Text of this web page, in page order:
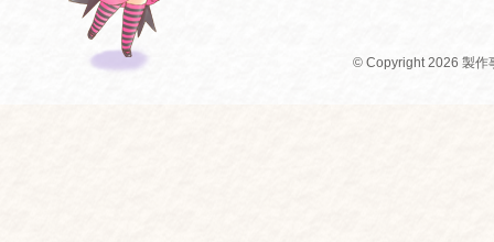
© Copyright 2026 製作